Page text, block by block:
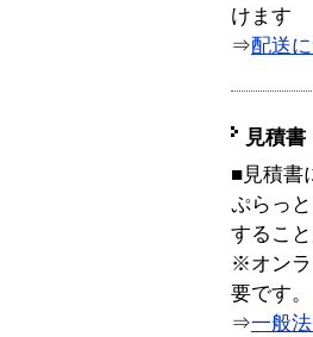
けます
⇒配送
見積
■見積書
ぷらっ
すること
※オンラ
要です。
⇒一般